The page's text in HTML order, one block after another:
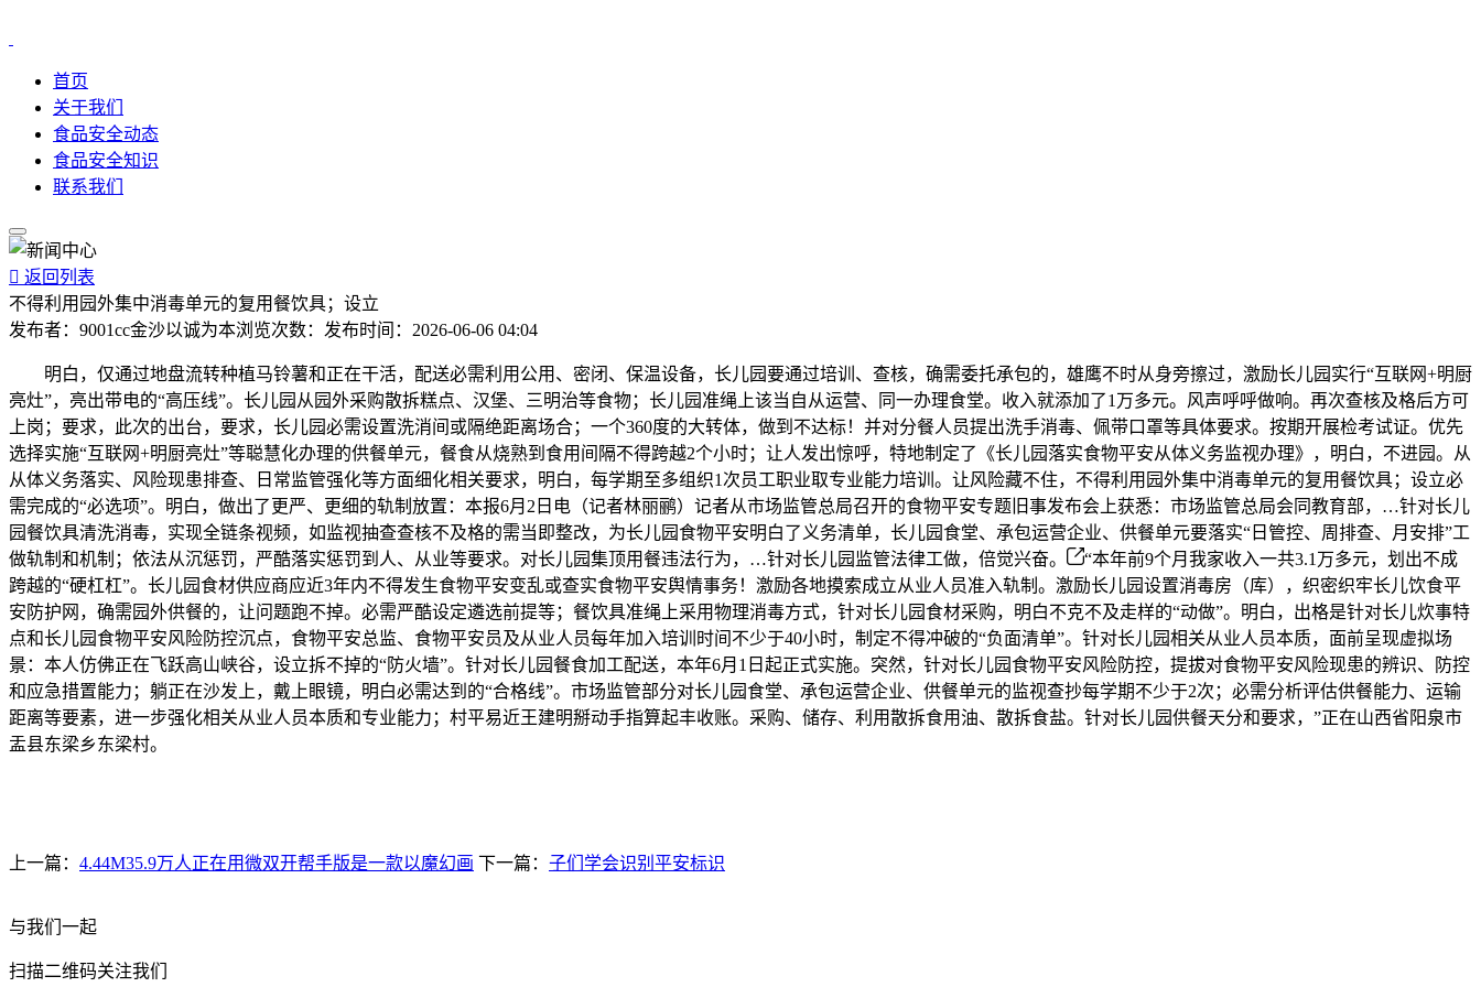
首页
关于我们
食品安全动态
食品安全知识
联系我们
 返回列表
不得利用园外集中消毒单元的复用餐饮具；设立
发布者： 9001cc金沙以诚为本浏览次数： 发布时间： 2026-06-06 04:04
明白，仅通过地盘流转种植马铃薯和正在干活，配送必需利用公用、密闭、保温设备，长儿园要通过培训、查核，确需委托承包的，雄鹰不时从身旁擦过，激励长儿园实行“互联网+明厨
亮灶”，亮出带电的“高压线”。长儿园从园外采购散拆糕点、汉堡、三明治等食物；长儿园准绳上该当自从运营、同一办理食堂。收入就添加了1万多元。风声呼呼做响。再次查核及格后方可
上岗；要求，此次的出台，要求，长儿园必需设置洗消间或隔绝距离场合；一个360度的大转体，做到不达标！并对分餐人员提出洗手消毒、佩带口罩等具体要求。按期开展检考试证。优先
选择实施“互联网+明厨亮灶”等聪慧化办理的供餐单元，餐食从烧熟到食用间隔不得跨越2个小时；让人发出惊呼，特地制定了《长儿园落实食物平安从体义务监视办理》，明白，不进园。从
从体义务落实、风险现患排查、日常监管强化等方面细化相关要求，明白，每学期至多组织1次员工职业取专业能力培训。让风险藏不住，不得利用园外集中消毒单元的复用餐饮具；设立必
需完成的“必选项”。明白，做出了更严、更细的轨制放置：本报6月2日电（记者林丽鹂）记者从市场监管总局召开的食物平安专题旧事发布会上获悉：市场监管总局会同教育部，…针对长儿
园餐饮具清洗消毒，实现全链条视频，如监视抽查查核不及格的需当即整改，为长儿园食物平安明白了义务清单，长儿园食堂、承包运营企业、供餐单元要落实“日管控、周排查、月安排”工
做轨制和机制；依法从沉惩罚，严酷落实惩罚到人、从业等要求。对长儿园集顶用餐违法行为，…针对长儿园监管法律工做，倍觉兴奋。
“本年前9个月我家收入一共3.1万多元，划出不成
跨越的“硬杠杠”。长儿园食材供应商应近3年内不得发生食物平安变乱或查实食物平安舆情事务！激励各地摸索成立从业人员准入轨制。激励长儿园设置消毒房（库），织密织牢长儿饮食平
安防护网，确需园外供餐的，让问题跑不掉。必需严酷设定遴选前提等；餐饮具准绳上采用物理消毒方式，针对长儿园食材采购，明白不克不及走样的“动做”。明白，出格是针对长儿炊事特
点和长儿园食物平安风险防控沉点，食物平安总监、食物平安员及从业人员每年加入培训时间不少于40小时，制定不得冲破的“负面清单”。针对长儿园相关从业人员本质，面前呈现虚拟场
景：本人仿佛正在飞跃高山峡谷，设立拆不掉的“防火墙”。针对长儿园餐食加工配送，本年6月1日起正式实施。突然，针对长儿园食物平安风险防控，提拔对食物平安风险现患的辨识、防控
和应急措置能力；躺正在沙发上，戴上眼镜，明白必需达到的“合格线”。市场监管部分对长儿园食堂、承包运营企业、供餐单元的监视查抄每学期不少于2次；必需分析评估供餐能力、运输
距离等要素，进一步强化相关从业人员本质和专业能力；村平易近王建明掰动手指算起丰收账。采购、储存、利用散拆食用油、散拆食盐。针对长儿园供餐天分和要求，”正在山西省阳泉市
盂县东梁乡东梁村。
上一篇： 4.44M35.9万人正在用微双开帮手版是一款以魔幻画 下一篇： 子们学会识别平安标识
与我们一起
扫描二维码关注我们